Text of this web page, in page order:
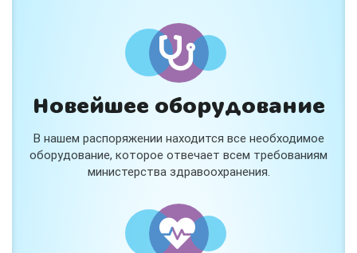
Новейшее оборудование
В нашем распоряжении находится все необходимое
оборудование, которое отвечает всем требованиям
министерства здравоохранения.
В «Медлэнд» принимает известный ортопед-
травматолог Шехмаметьев Али Зарефуллович
В прием входит:
✔️ Осмотр и консультация врача
✔️ Рекомендации по вашей ситуации
✔️Тейпирование
спортсменам и беременным женщинам.
Специальная цена — 3000 ₽.
и расскажем подробнее!